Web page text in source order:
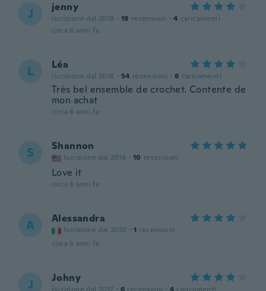
J jenny
Iscrizione dal 2018 · 19 recensioni · 4 caricamenti
circa 6 anni fa
L Léa
Iscrizione dal 2016 · 54 recensioni · 8 caricamenti
Très bel ensemble de crochet. Contente de
mon achat
circa 6 anni fa
S Shannon
Iscrizione dal 2016 · 10 recensioni
Love it
circa 6 anni fa
A Alessandra
Iscrizione dal 2020 · 1 recensioni
circa 6 anni fa
J Johny